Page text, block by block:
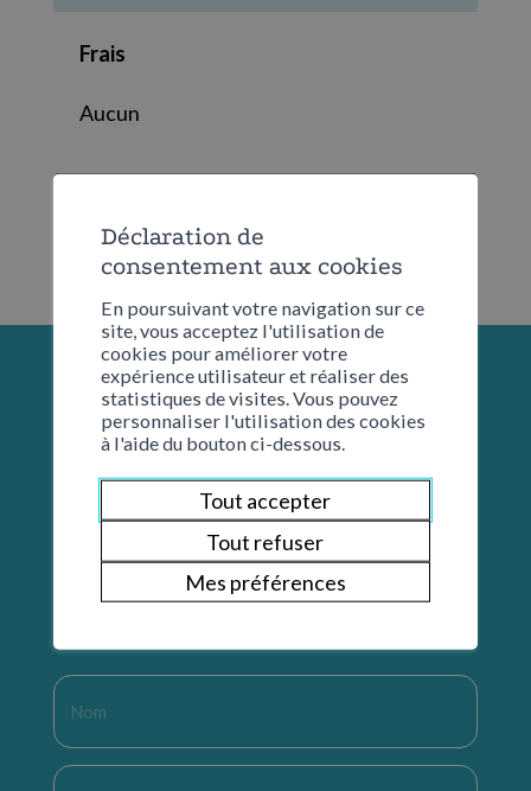
Frais
Aucun
Restons en contact
Nom
Prénom
Déclaration de
consentement aux cookies
En poursuivant votre navigation sur ce
site, vous acceptez l'utilisation de
cookies pour améliorer votre
expérience utilisateur et réaliser des
statistiques de visites. Vous pouvez
personnaliser l'utilisation des cookies
à l'aide du bouton ci-dessous.
Tout accepter
Tout refuser
Mes préférences